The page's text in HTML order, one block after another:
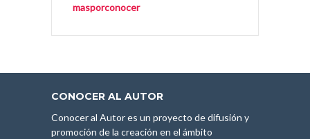
masporconocer
CONOCER AL AUTOR
Conocer al Autor es un proyecto de difusión y
promoción de la creación en el ámbito